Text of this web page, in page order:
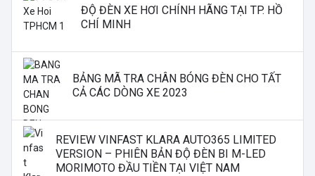
ĐỘ ĐÈN XE HƠI CHÍNH HÃNG TẠI TP. HỒ
CHÍ MINH
BẢNG MÃ TRA CHÂN BÓNG ĐÈN CHO TẤT
CẢ CÁC DÒNG XE 2023
REVIEW VINFAST KLARA AUTO365 LIMITED
VERSION – PHIÊN BẢN ĐỘ ĐÈN BI M-LED
MORIMOTO ĐẦU TIỀN TẠI VIỆT NAM